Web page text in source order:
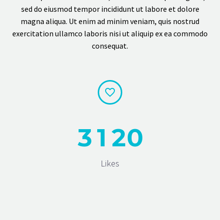
sed do eiusmod tempor incididunt ut labore et dolore
magna aliqua. Ut enim ad minim veniam, quis nostrud
exercitation ullamco laboris nisi ut aliquip ex ea commodo
consequat.


31 20
Likes